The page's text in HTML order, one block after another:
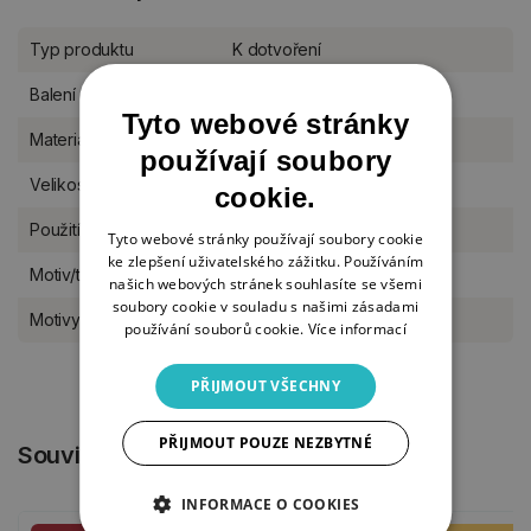
Typ produktu K dotvoření
Balení
Materiál dřevo
Velikost S (7-10 cm)
Použití s otvorem k zavěšení
Motiv/téma Vánoce a advent
Motivy výřezů Vánoce (velký stojan)
Související produkty
Tyto webové stránky
používají soubory
cookie.
Tyto webové stránky používají soubory cookie
ke zlepšení uživatelského zážitku. Používáním
našich webových stránek souhlasíte se všemi
soubory cookie v souladu s našimi zásadami
používání souborů cookie. Více informací
PŘIJMOUT VŠECHNY
PŘIJMOUT POUZE NEZBYTNÉ
INFORMACE O COOKIES